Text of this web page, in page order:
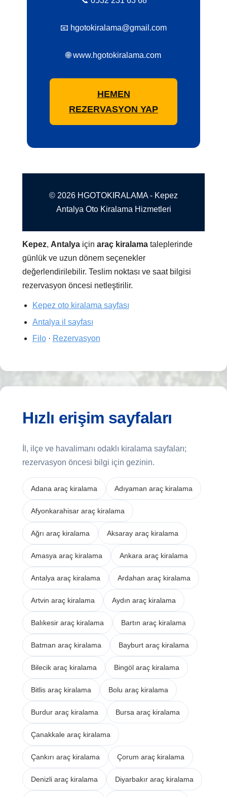
📧 hgotokiralama@gmail.com
🌐 www.hgotokiralama.com
HEMEN
REZERVASYON YAP
© 2026 HGOTOKIRALAMA - Kepez
Antalya Oto Kiralama Hizmetleri
Kepez, Antalya içinaraç kiralama taleplerinde
günlük ve uzun dönem seçenekler
değerlendirilebilir. Teslim noktası ve saat bilgisi
rezervasyon öncesi netleştirilir.
Kepez oto kiralama sayfası
Antalya il sayfası
Filo· Rezervasyon
Hızlı erişim sayfaları
İl, ilçe ve havalimanı odaklı kiralama sayfaları;
rezervasyon öncesi bilgi için gezinin.
Adana araç kiralama Adıyaman araç kiralama
Afyonkarahisar araç kiralama
Ağrı araç kiralama Aksaray araç kiralama
Amasya araç kiralama Ankara araç kiralama
Antalya araç kiralama Ardahan araç kiralama
Artvin araç kiralama Aydın araç kiralama
Balıkesir araç kiralama Bartın araç kiralama
Batman araç kiralama Bayburt araç kiralama
Bilecik araç kiralama Bingöl araç kiralama
Bitlis araç kiralama Bolu araç kiralama
Burdur araç kiralama Bursa araç kiralama
Çanakkale araç kiralama
Çankırı araç kiralama Çorum araç kiralama
Denizli araç kiralama Diyarbakır araç kiralama